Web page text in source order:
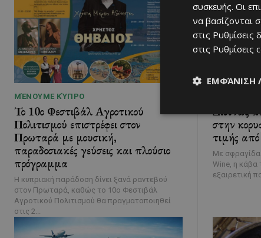
ΜΈΝΟΥΜΕ ΚΎΠΡΟ
Το 10ο Φεστιβάλ Αγροτικού
Πολιτισμού επιστρέφει στον
Πρωταρά με μουσική,
παραδοσιακές γεύσεις και πλούσιο
πρόγραμμα
Η κυπριακή παράδοση δίνει ξανά ραντεβού
στον Πρωταρά, καθώς το 10ο Φεστιβάλ
Αγροτικού Πολιτισμού θα πραγματοποιηθεί
στις 2...
Διεθνώς
στην
τιμής
Με
Wine, η κάβα
εξαιρετική
συσκευής. Οι
να βασίζονται
στις Ρυθμίσεις
στις Ρυθμίσεις
ΕΜΦΆΝΙΣΗ